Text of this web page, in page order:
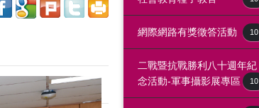
share to facebook
share to google
share to plurk
share to twitter
share to print
網際網路有獎徵答活動 10
二戰暨抗戰勝利八十週年紀
念活動-軍事攝影展專區
10